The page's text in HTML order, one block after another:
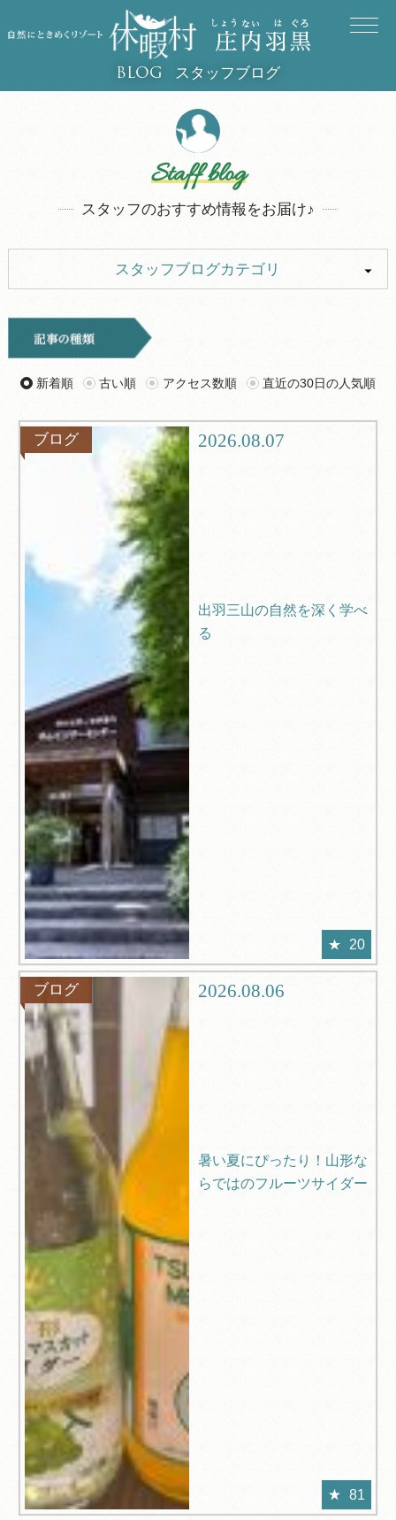
BLOG スタッフブログ
Staff blog
スタッフのおすすめ情報をお届け♪
スタッフブログカテゴリ
キャンプ
旅行記 ツアー
グルメ
新着順 古い順 アクセス数順 直近の30日の人気順
ブログ 2026.08.07
出羽三山の自然を深く学べ
る
20
ブログ 2026.08.06
暑い夏にぴったり！山形な
らではのフルーツサイダー
81